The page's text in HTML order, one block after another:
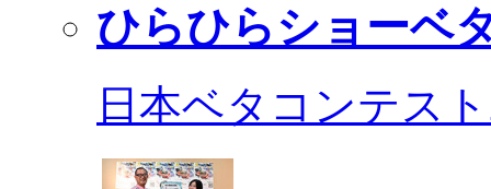
ひらひらショーベ
日本ベタコンテス